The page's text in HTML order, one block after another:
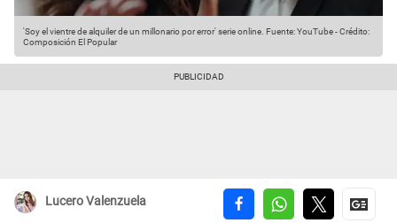
'Soy el vientre de alquiler de un millonario por error' serie online. Fuente: YouTube-Crédito:
Composición El Popular
Lucero Valenzuela